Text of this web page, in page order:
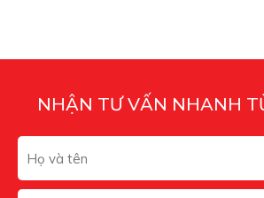
NHẬN TƯ VẤN NHANH